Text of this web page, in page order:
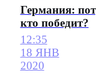
Германия:
кто победит?
12:35
18 ЯНВ
2020